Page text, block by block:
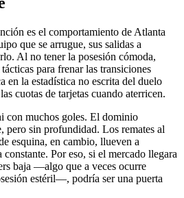
es el comportamiento de Atlanta
que se arrugue, sus salidas a
Al no tener la posesión cómoda,
para frenar las transiciones
en la estadística no escrita del duelo
cuotas de tarjetas cuando aterricen.
con muchos goles. El dominio
pero sin profundidad. Los remates al
esquina, en cambio, llueven a
constante. Por eso, si el mercado llegara
baja —algo que a veces ocurre
estéril—, podría ser una puerta